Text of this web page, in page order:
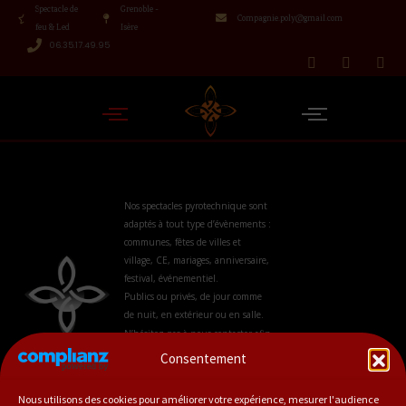
Consentement
Nous utilisons des cookies pour améliorer votre expérience, mesurer l'audience
Spectacle de
feu & Led
Grenoble -
Isère
Compagnie.poly@gmail.com
06.35.17.49.95
Nos spectacles pyrotechnique sont
adaptés à tout type d’évènements :
communes, fêtes de villes et
village, CE, mariages, anniversaire,
festival, événementiel.
Publics ou privés, de jour comme
de nuit, en extérieur ou en salle.
N’hésitez pas à nous contacter afin
que nous puissions vous